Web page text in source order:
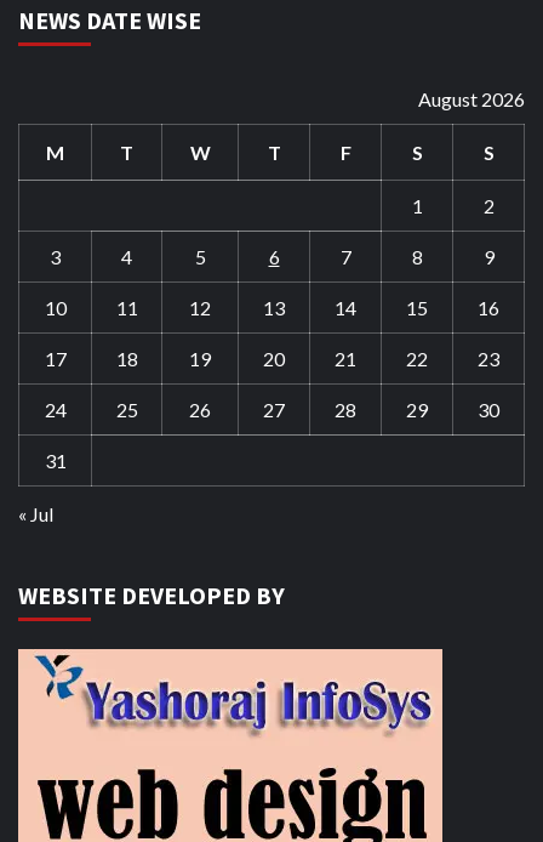
NEWS DATE WISE
August 2026
M T W T F S S
1 2
3 4 5 6 7 8 9
10 11 12 13 14 15 16
17 18 19 20 21 22 23
24 25 26 27 28 29 30
31
« Jul
WEBSITE DEVELOPED BY